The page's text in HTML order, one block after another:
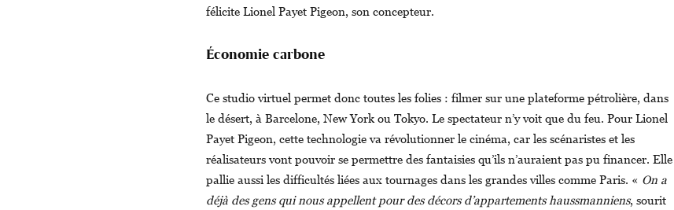
félicite Lionel Payet Pigeon, son concepteur.
Économie carbone
Ce studio virtuel permet donc toutes les folies : filmer sur une plateforme pétrolière, dans
le désert, à Barcelone, New York ou Tokyo. Le spectateur n’y voit que du feu. Pour Lionel
Payet Pigeon, cette technologie va révolutionner le cinéma, car les scénaristes et les
réalisateurs vont pouvoir se permettre des fantaisies qu’ils n’auraient pas pu financer. Elle
pallie aussi les difficultés liées aux tournages dans les grandes villes comme Paris. « On a
déjà des gens qui nous appellent pour des décors d’appartements haussmanniens, sourit